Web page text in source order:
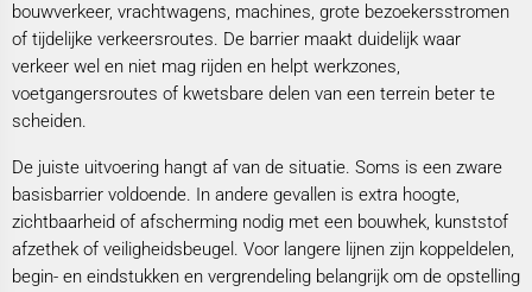
bouwverkeer, vrachtwagens, machines, grote bezoekersstromen
of tijdelijke verkeersroutes. De barrier maakt duidelijk waar
verkeer wel en niet mag rijden en helpt werkzones,
voetgangersroutes of kwetsbare delen van een terrein beter te
scheiden.
De juiste uitvoering hangt af van de situatie. Soms is een zware
basisbarrier voldoende. In andere gevallen is extra hoogte,
zichtbaarheid of afscherming nodig met een bouwhek, kunststof
afzethek of veiligheidsbeugel. Voor langere lijnen zijn koppeldelen,
begin- en eindstukken en vergrendeling belangrijk om de opstelling